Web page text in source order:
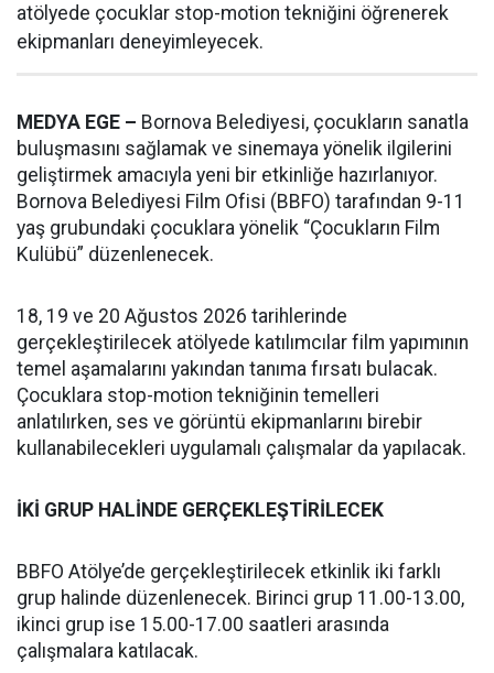
atölyede çocuklar stop-motion tekniğini öğrenerek
ekipmanları deneyimleyecek.
MEDYA EGE – Bornova Belediyesi, çocukların sanatla
buluşmasını sağlamak ve sinemaya yönelik ilgilerini
geliştirmek amacıyla yeni bir etkinliğe hazırlanıyor.
Bornova Belediyesi Film Ofisi (BBFO) tarafından 9-11
yaş grubundaki çocuklara yönelik “Çocukların Film
Kulübü” düzenlenecek.
18, 19 ve 20 Ağustos 2026 tarihlerinde
gerçekleştirilecek atölyede katılımcılar film yapımının
temel aşamalarını yakından tanıma fırsatı bulacak.
Çocuklara stop-motion tekniğinin temelleri
anlatılırken, ses ve görüntü ekipmanlarını birebir
kullanabilecekleri uygulamalı çalışmalar da yapılacak.
İKİ GRUP HALİNDE GERÇEKLEŞTİRİLECEK
BBFO Atölye’de gerçekleştirilecek etkinlik iki farklı
grup halinde düzenlenecek. Birinci grup 11.00-13.00,
ikinci grup ise 15.00-17.00 saatleri arasında
çalışmalara katılacak.